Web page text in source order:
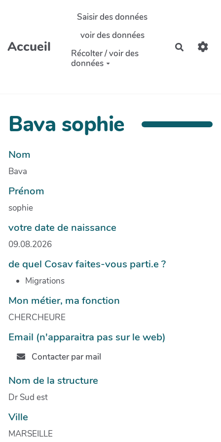
Aller au contenu principal
Accueil
Saisir des données
voir des données
Récolter / voir des
données
Bava sophie
Nom
Bava
Prénom
sophie
votre date de naissance
09.08.2026
de quel Cosav faites-vous parti.e ?
Migrations
Mon métier, ma fonction
CHERCHEURE
Email (n'apparaitra pas sur le web)
Contacter par mail
Nom de la structure
Dr Sud est
Ville
MARSEILLE